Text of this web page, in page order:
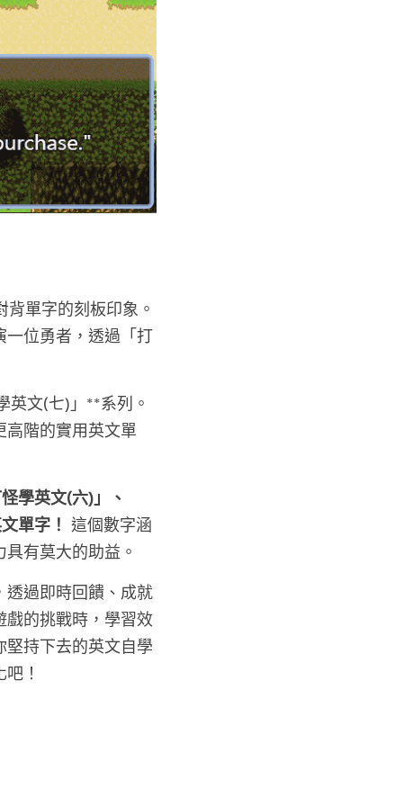
單字的刻板印象。
一位勇者，透過「打
英文(七)」**系列。
階的實用英文單
學英文(六)」、
單字！ 這個數字涵
有莫大的助益。
透過即時回饋、成就
戲的挑戰時，學習效
持下去的英文自學
！